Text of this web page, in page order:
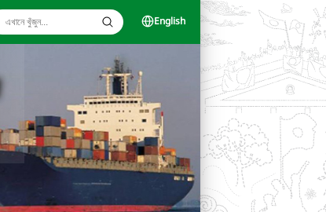
English